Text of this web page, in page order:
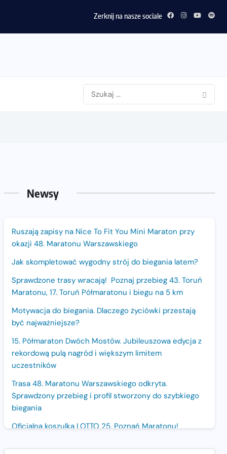
Zerknij na nasze sociale
Newsy
Ruszają zapisy na Nice To Fit You Mini Maraton przy
okazji 48. Maratonu Warszawskiego
Jak skompletować wygodny strój do biegania latem?
Sprawdzone trasy wracają! Poznaj przebieg 43. Toruń
Maratonu, 17. Toruń Półmaratonu i biegu na 5 km
Motywacja do biegania. Dlaczego życiówki przestają
być najważniejsze?
15. Półmaraton Dwóch Mostów. Jubileuszowa edycja z
rekordową pulą nagród i większym limitem
uczestników
Trasa 48. Maratonu Warszawskiego odkryta.
Sprawdzony przebieg i profil stworzony do szybkiego
biegania
Oficjalna koszulka LOTTO 25. Poznań Maratonu!